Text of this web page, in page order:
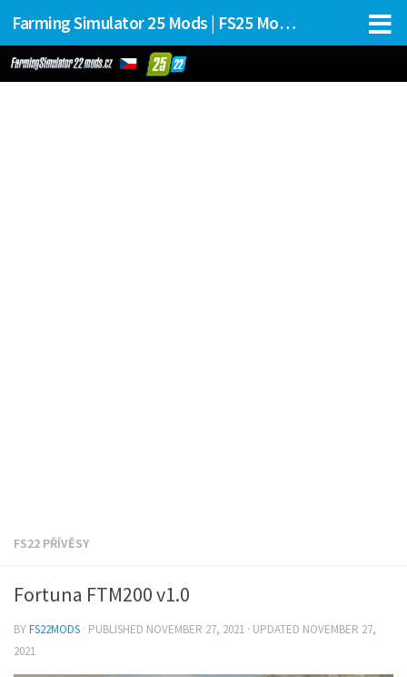
Farming Simulator 25 Mods | FS25 Mods Stahování
FS22 PŘÍVĚSY
Fortuna FTM200 v1.0
BYFS22MODS · PUBLISHED NOVEMBER 27, 2021 · UPDATED NOVEMBER 27,
2021